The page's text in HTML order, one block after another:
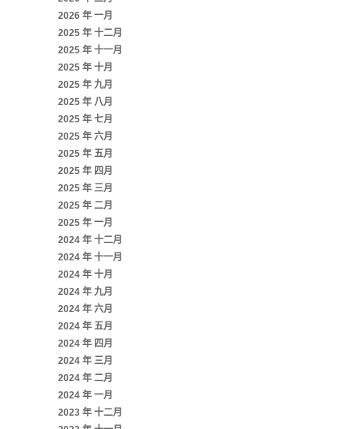
2026 年 一月
2025 年 十二月
2025 年 十一月
2025 年 十月
2025 年 九月
2025 年 八月
2025 年 七月
2025 年 六月
2025 年 五月
2025 年 四月
2025 年 三月
2025 年 二月
2025 年 一月
2024 年 十二月
2024 年 十一月
2024 年 十月
2024 年 九月
2024 年 六月
2024 年 五月
2024 年 四月
2024 年 三月
2024 年 二月
2024 年 一月
2023 年 十二月